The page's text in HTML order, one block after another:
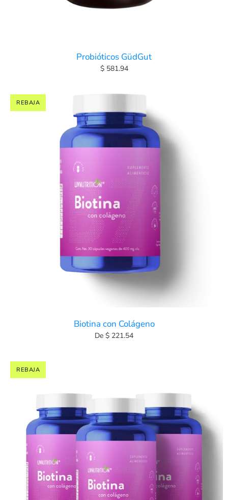
Probióticos GüdGut
$ 581.94
REBAJA
Biotina con Colágeno
De $ 221.54
REBAJA